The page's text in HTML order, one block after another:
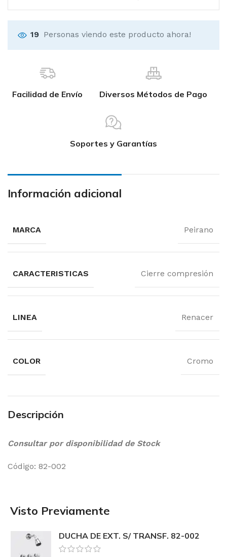
19 Personas viendo este producto ahora!
Facilidad de Envío Diversos Métodos de Pago
Soportes y Garantías
Información adicional
MARCA Peirano
CARACTERISTICAS Cierre compresión
LINEA Renacer
COLOR Cromo
Descripción
Consultar por disponibilidad de Stock
Código: 82-002
Visto Previamente
DUCHA DE EXT. S/ TRANSF. 82-002
Peirano